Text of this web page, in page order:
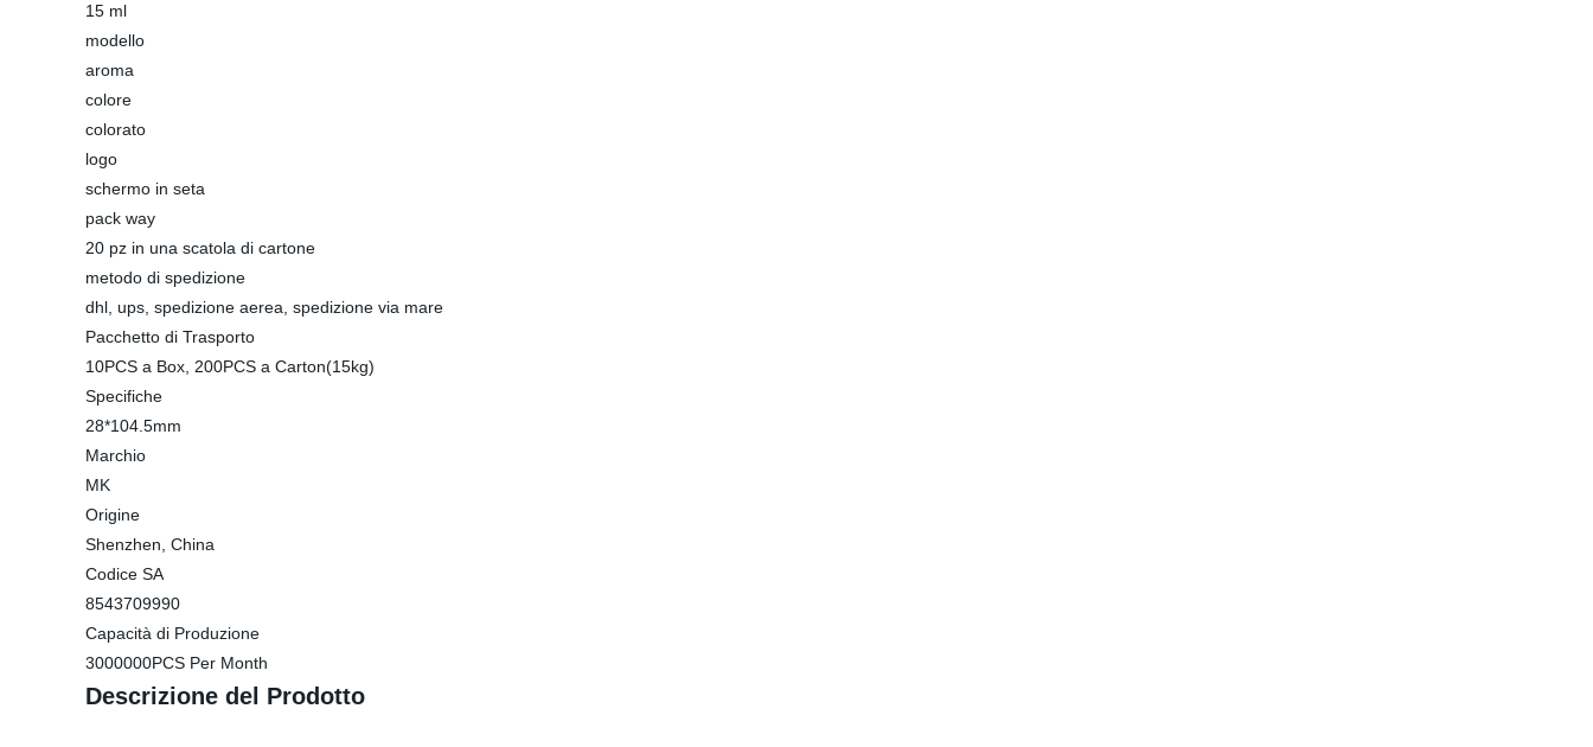
15 ml
modello
aroma
colore
colorato
logo
schermo in seta
pack way
20 pz in una scatola di cartone
metodo di spedizione
dhl, ups, spedizione aerea, spedizione via mare
Pacchetto di Trasporto
10PCS a Box, 200PCS a Carton(15kg)
Specifiche
28*104.5mm
Marchio
MK
Origine
Shenzhen, China
Codice SA
8543709990
Capacità di Produzione
3000000PCS Per Month
Descrizione del Prodotto